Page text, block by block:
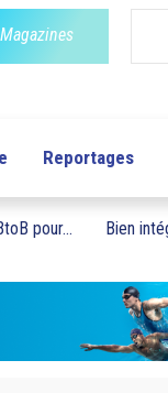
Reportages
pour... Bien